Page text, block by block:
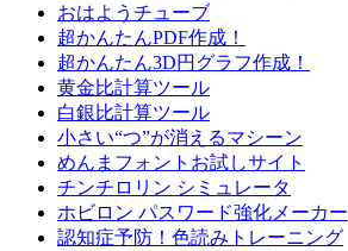
おはようチューブ
超かんたんPDF作成！
超かんたん3D円グラフ作成！
黄金比計算ツール
白銀比計算ツール
小さい“つ”が消えるマシーン
めんまフォントお試しサイト
チンチロリン シミュレータ
ホビロン パスワード強化メーカー
認知症予防！色読みトレーニング